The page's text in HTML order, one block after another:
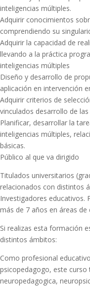
inteligencias múltiples.
Adquirir conocimientos
comprendiendo su
Adquirir la capacidad de
llevando a la práctica
inteligencias múltiples
Diseño y desarrollo de
aplicación en intervención
Adquirir criterios de
vinculados desarrollo de
Planificar, desarrollar la
inteligencias múltiples,
básicas.
Público al que va dirigido
Titulados universitarios
relacionados con distintos
Investigadores educativos.
más de 7 años en áreas de
Si realizas esta formación
distintos ámbitos:
Como profesional
psicopedagogo, este
neuropedagogica,